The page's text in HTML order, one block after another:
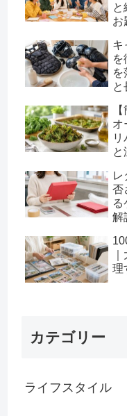
と
お
キ
を
を
と
オ
と
レ
否
る
解
理
カテゴリー
ライフスタイル